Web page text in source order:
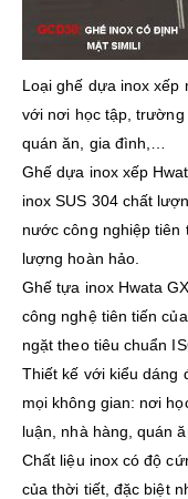
Loại ghế dựa inox xếp
với nơi học tập, trường
quán ăn, gia đình,…
Ghế dựa inox xếp
inox SUS 304 chất
nước công nghiệp tiên
lượng hoàn hảo.
Ghế tựa inox Hwata
công nghệ tiên tiến
ngặt theo tiêu chuẩn
Thiết kế với kiểu dáng
mọi không gian: nơi
luận, nhà hàng, quán
Chất liệu inox có độ
của thời tiết, đặc biệt